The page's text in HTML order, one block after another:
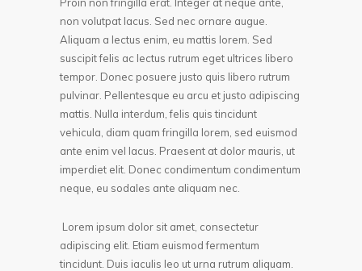
non volutpat lacus. Sed nec ornare augue.
Aliquam a lectus enim, eu mattis lorem. Sed
suscipit felis ac lectus rutrum eget ultrices libero
tempor. Donec posuere justo quis libero rutrum
pulvinar. Pellentesque eu arcu et justo adipiscing
mattis. Nulla interdum, felis quis tincidunt
vehicula, diam quam fringilla lorem, sed euismod
ante enim vel lacus. Praesent at dolor mauris, ut
imperdiet elit. Donec condimentum condimentum
neque, eu sodales ante aliquam nec.
Lorem ipsum dolor sit amet, consectetur
adipiscing elit. Etiam euismod fermentum
tincidunt. Duis iaculis leo ut urna rutrum aliquam.